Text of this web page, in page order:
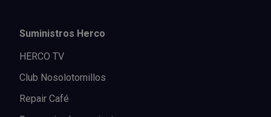
Suministros Herco
HERCO TV
Club Nosolotornillos
Repair Café